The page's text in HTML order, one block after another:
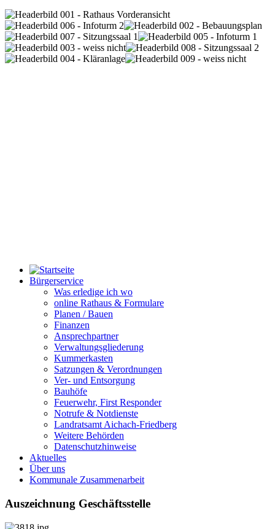
Bürgerservice
Was erledige ich wo
online Rathaus & Formulare
Planen / Bauen
Finanzen
Ansprechpartner
Verwaltungsgliederung
Kummerkasten
Satzungen & Verordnungen
Ver- und Entsorgung
Bauhöfe
Feuerwehr, First Responder
Notrufe & Notdienste
Landratsamt Aichach-Friedberg
Weitere Behörden
Datenschutzhinweise
Aktuelles
Über uns
Kommunale Zusammenarbeit
Auszeichnung Geschäftsstelle